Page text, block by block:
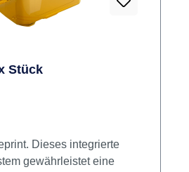
Stück
gewährleistet eine